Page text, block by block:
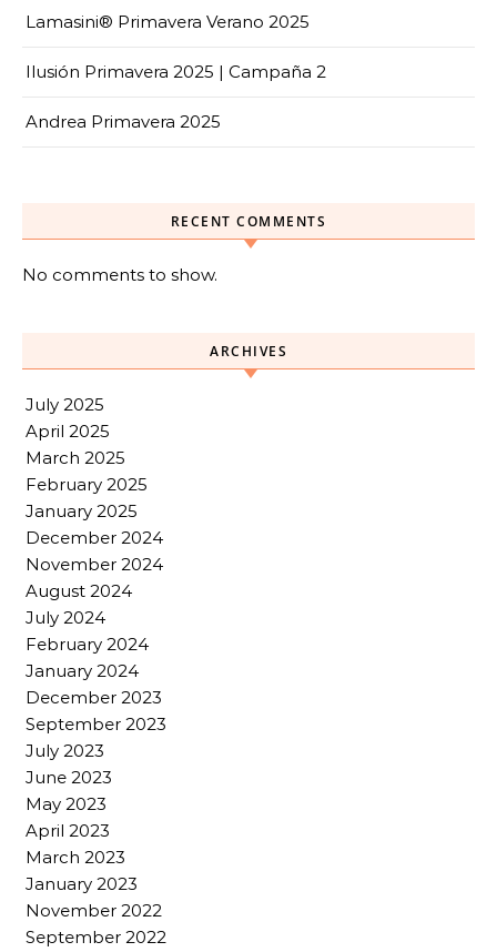
Lamasini® Primavera Verano 2025
Ilusión Primavera 2025 | Campaña 2
Andrea Primavera 2025
RECENT COMMENTS
No comments to show.
ARCHIVES
July 2025
April 2025
March 2025
February 2025
January 2025
December 2024
November 2024
August 2024
July 2024
February 2024
January 2024
December 2023
September 2023
July 2023
June 2023
May 2023
April 2023
March 2023
January 2023
November 2022
September 2022